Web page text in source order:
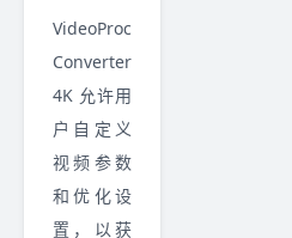
VideoProc
Converter
4K 允许用
户自定义
视频参数
和优化设
置，以获